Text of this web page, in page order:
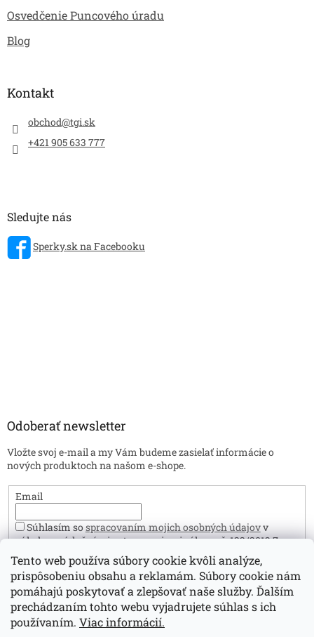
Tento web používa súbory cookie kvôli analýze,
prispôsobeniu obsahu a reklamám. Súbory cookie nám
pomáhajú poskytovať a zlepšovať naše služby. Ďalším
prechádzaním tohto webu vyjadrujete súhlas s ich
používaním. Viac informácií.
Osvedčenie Puncového úradu
Blog
Kontakt
obchod@tgi.sk
+421 905 633 777
Sledujte nás
Sperky.sk na Facebooku
Odoberať newsletter
Vložte svoj e-mail a my Vám budeme zasielať informácie o
nových produktoch na našom e-shope.
Email
Súhlasím sospracovaním mojich osobných údajovv
súlade s príslušnými ustanoveniami zákona č. 122/2013 Z.z. o
ochrane osobných údajov. Zároveň prehlasujem, že mám viac
ako 16 rokov.
Prihlásiť sa